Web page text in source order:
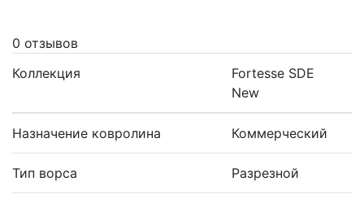
0 отзывов
Коллекция
Fortesse SDE
New
Назначение ковролина Коммерческий
Тип ворса Разрезной